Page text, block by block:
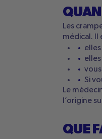
Les
médical. Il
Si
Le
l’origine
QUE